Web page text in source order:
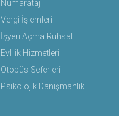
Numarataj
Vergi İşlemleri
İşyeri Açma Ruhsatı
Evlilik Hizmetleri
Otobüs Seferleri
Psikolojik Danışmanlık